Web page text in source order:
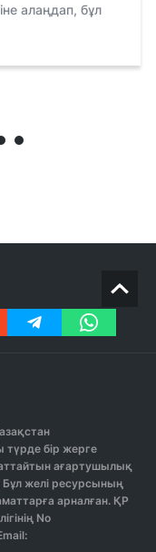
алаңдап, бұл
бір жерге
ағартушылық
Бұл желі ресурсының
арналған. ҚР
No